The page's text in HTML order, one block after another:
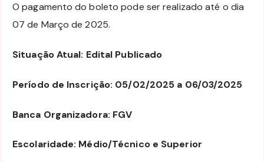
O pagamento do boleto pode ser realizado até o dia
07 de Março de 2025.
Situação Atual: Edital Publicado
Período de Inscrição: 05/02/2025 a 06/03/2025
Banca Organizadora: FGV
Escolaridade: Médio/Técnico e Superior